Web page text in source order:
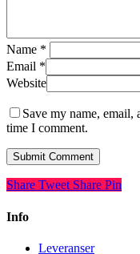
Name *
Email *
Website
Save my name,
time I comment.
Share Tweet Share Pin
Info
Leveranser